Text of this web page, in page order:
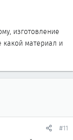
изготовление
материал и
#11